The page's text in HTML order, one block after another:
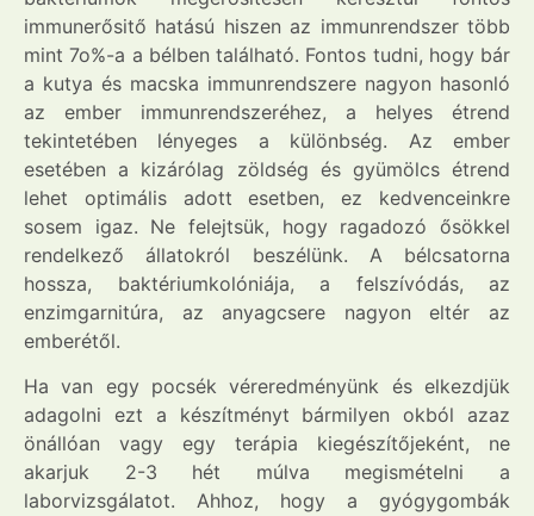
immunerősitő hatású hiszen az immunrendszer több
mint 7o%-a a bélben található. Fontos tudni, hogy bár
a kutya és macska immunrendszere nagyon hasonló
az ember immunrendszeréhez, a helyes étrend
tekintetében lényeges a különbség. Az ember
esetében a kizárólag zöldség és gyümölcs étrend
lehet optimális adott esetben, ez kedvenceinkre
sosem igaz. Ne felejtsük, hogy ragadozó ősökkel
rendelkező állatokról beszélünk. A bélcsatorna
hossza, baktériumkolóniája, a felszívódás, az
enzimgarnitúra, az anyagcsere nagyon eltér az
emberétől.
Ha van egy pocsék véreredményünk és elkezdjük
adagolni ezt a készítményt bármilyen okból azaz
önállóan vagy egy terápia kiegészítőjeként, ne
akarjuk 2-3 hét múlva megismételni a
laborvizsgálatot. Ahhoz, hogy a gyógygombák